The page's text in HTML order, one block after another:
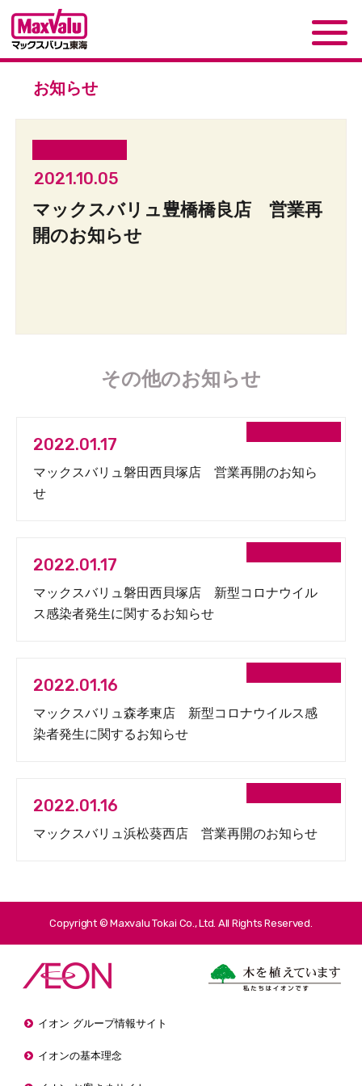
お知らせ
2021.10.05
マックスバリュ豊橋橋良店 営業再
開のお知らせ
その他のお知らせ
2022.01.17
マックスバリュ磐田西貝塚店 営業再開のお知ら
せ
2022.01.17
マックスバリュ磐田西貝塚店 新型コロナウイル
ス感染者発生に関するお知らせ
2022.01.16
マックスバリュ森孝東店 新型コロナウイルス感
染者発生に関するお知らせ
2022.01.16
マックスバリュ浜松葵西店 営業再開のお知らせ
Copyright © Maxvalu Tokai Co., Ltd. All Rights Reserved.
イオン グループ情報サイト
イオンの基本理念